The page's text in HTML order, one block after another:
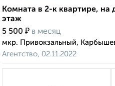
Комната в 2-к квартире, на
этаж
5 500 ₽ в месяц
мкр. Привокзальный,
Агентство, 02.11.2022